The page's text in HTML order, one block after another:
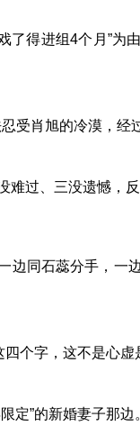
了得进组4个月”为
受肖旭的冷漠，经
难过、三没遗憾，
边同石蕊分手，一
四个字，这不是心虚
定”的新婚妻子那边